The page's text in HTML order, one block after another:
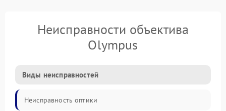
Неисправности объектива
Olympus
Виды неисправностей
Неисправность оптики